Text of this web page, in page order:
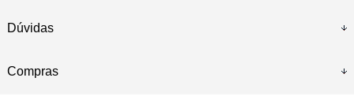
Dúvidas
Compras